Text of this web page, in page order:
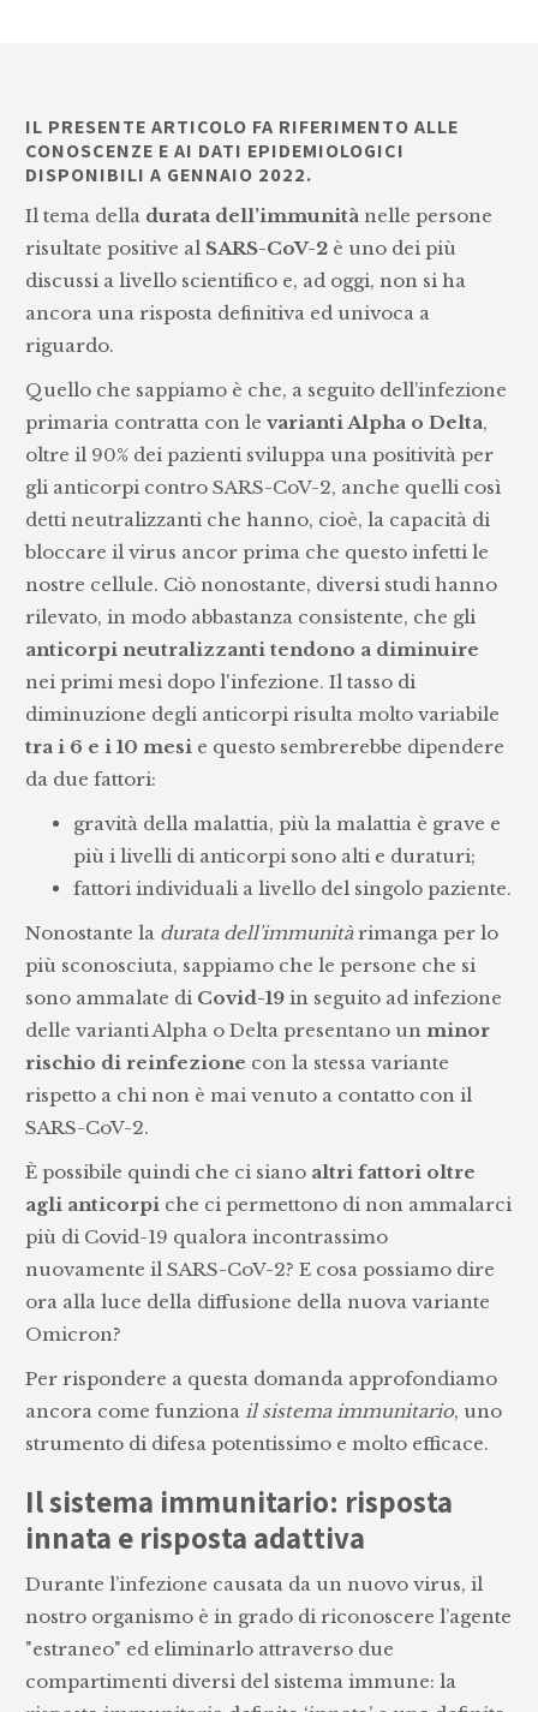
IL PRESENTE ARTICOLO FA RIFERIMENTO ALLE
CONOSCENZE E AI DATI EPIDEMIOLOGICI
DISPONIBILI A GENNAIO 2022.
Il tema della durata dell’immunità nelle persone
risultate positive al SARS-CoV-2 è uno dei più
discussi a livello scientifico e, ad oggi, non si ha
ancora una risposta definitiva ed univoca a
riguardo.
Quello che sappiamo è che, a seguito dell’infezione
primaria contratta con levarianti Alpha o Delta,
oltre il 90% dei pazienti sviluppa una positività per
gli anticorpi contro SARS-CoV-2, anche quelli così
detti neutralizzanti che hanno, cioè, la capacità di
bloccare il virus ancor prima che questo infetti le
nostre cellule. Ciò nonostante, diversi studi hanno
rilevato, in modo abbastanza consistente, che gli
anticorpi neutralizzanti tendono a diminuire
nei primi mesi dopo l'infezione. Il tasso di
diminuzione degli anticorpi risulta molto variabile
tra i 6 e i 10 mesi e questo sembrerebbe dipendere
da due fattori:
gravità della malattia, più la malattia è grave e
più i livelli di anticorpi sono alti e duraturi;
fattori individuali a livello del singolo paziente.
Nonostante la durata dell'immunitàrimanga per lo
più sconosciuta, sappiamo che le persone che si
sono ammalate di Covid-19 in seguito ad infezione
delle varianti Alpha o Delta presentano unminor
rischio di reinfezione con la stessa variante
rispetto a chi non è mai venuto a contatto con il
SARS-CoV-2.
È possibile quindi che ci siano altri fattori oltre
agli anticorpi che ci permettono di non ammalarci
più di Covid-19 qualora incontrassimo
nuovamente il SARS-CoV-2? E cosa possiamo dire
ora alla luce della diffusione della nuova variante
Omicron?
Per rispondere a questa domanda approfondiamo
ancora come funzionail sistema immunitario, uno
strumento di difesa potentissimo e molto efficace.
Il sistema immunitario: risposta
innata e risposta adattiva
Durante l’infezione causata da un nuovo virus, il
nostro organismo è in grado di riconoscere l’agente
"estraneo" ed eliminarlo attraverso due
compartimenti diversi del sistema immune: la